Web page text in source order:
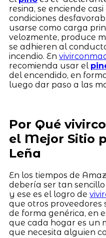
resina, se enciende
condiciones
usarse como carga
velozmente, produce
se adhieren al
incendio. En
recomienda usar el
del encendido, en
luego dar paso a las
Por Qué
el Mejor Sitio
Leña
En los tiempos de
debería ser tan
y ese es el logro de
que otros proveedores
de forma genérica, en
que cada hogar es un
que necesita alguien